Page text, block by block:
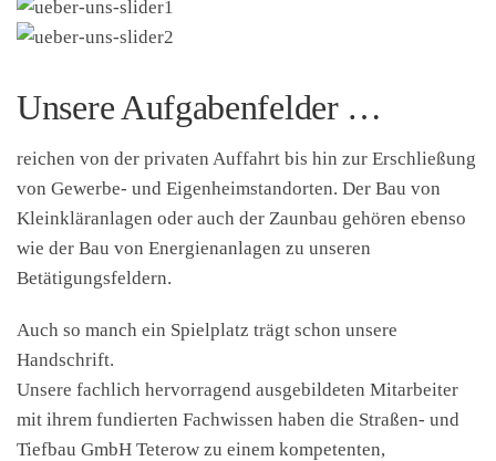
Unsere Aufgabenfelder …
reichen von der privaten Auffahrt bis hin zur Erschließung
von Gewerbe- und Eigenheimstandorten. Der Bau von
Kleinkläranlagen oder auch der Zaunbau gehören ebenso
wie der Bau von Energienanlagen zu unseren
Betätigungsfeldern.
Auch so manch ein Spielplatz trägt schon unsere
Handschrift.
Unsere fachlich hervorragend ausgebildeten Mitarbeiter
mit ihrem fundierten Fachwissen haben die Straßen- und
Tiefbau GmbH Teterow zu einem kompetenten,